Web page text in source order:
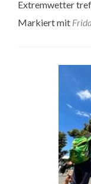
Extremwetter
Markiert mit